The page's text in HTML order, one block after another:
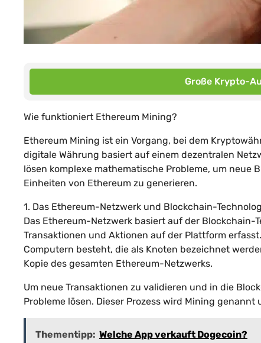
Große Krypto-
Wie funktioniert Ethereum Mining?
Ethereum Mining ist ein Vorgang, bei dem
digitale Währung basiert auf einem dezentralen
lösen komplexe mathematische Probleme, um neue
Einheiten von Ethereum zu generieren.
1. Das Ethereum-Netzwerk und Blockchain-
Das Ethereum-Netzwerk basiert auf der
Transaktionen und Aktionen auf der Plattform
Computern besteht, die als Knoten bezeichnet
Kopie des gesamten Ethereum-Netzwerks.
Um neue Transaktionen zu validieren und in die
Probleme lösen. Dieser Prozess wird Mining
Thementipp: Welche App verkauft Dogecoin?